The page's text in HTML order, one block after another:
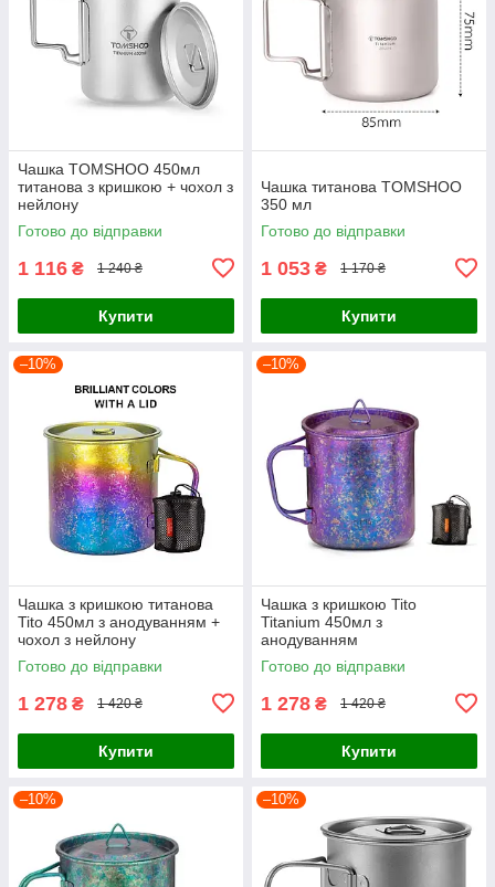
Чашка TOMSHOO 450мл
титанова з кришкою + чохол з
нейлону
Готово до відправки
1 116 ₴ 1 240 ₴
Купити
Чашка титанова TOMSHOO
350 мл
Готово до відправки
1 053 ₴ 1 170 ₴
Купити
–10%
Чашка з кришкою титанова
Tito 450мл з анодуванням +
чохол з нейлону
Готово до відправки
1 278 ₴ 1 420 ₴
Купити
–10%
Чашка з кришкою Tito
Titanium 450мл з
анодуванням
Готово до відправки
1 278 ₴ 1 420 ₴
Купити
–10% –10%